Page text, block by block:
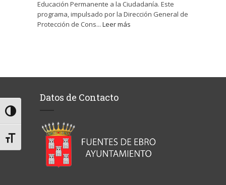
Alternar alto contraste
Alternar tamaño de letra
Educación Permanente a la Ciudadanía. Este
programa, impulsado por la Dirección General de
Protección de Cons... Leer más
Datos de Contacto